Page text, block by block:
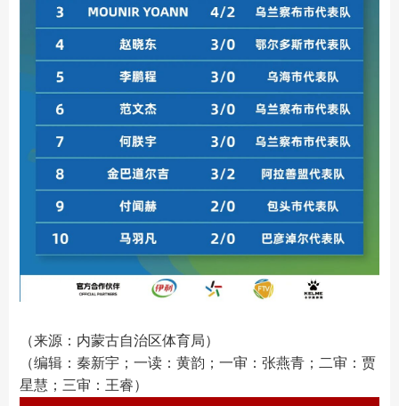
（来源：内蒙古自治区体育局）
（编辑：秦新宇；一读：黄韵；一审：张燕青；二审：贾
星慧；三审：王睿）